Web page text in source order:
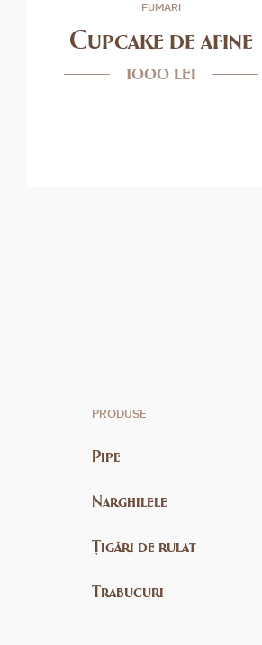
FUMARI
Cupcake de afine
1000 lei
PRODUSE
Pipe
Narghilele
Țigări de rulat
Trabucuri